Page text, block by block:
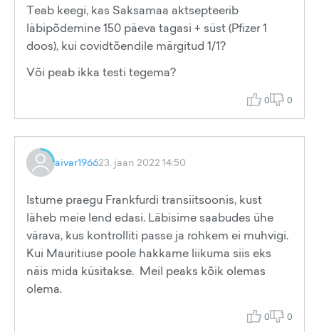
Teab keegi, kas Saksamaa aktsepteerib
läbipõdemine 150 päeva tagasi + süst (Pfizer 1
doos), kui covidtõendile märgitud 1/1?
Või peab ikka testi tegema?
0 0
aivar196623. jaan 2022 14:50
Istume praegu Frankfurdi transiitsoonis, kust
läheb meie lend edasi. Läbisime saabudes ühe
värava, kus kontrolliti passe ja rohkem ei muhvigi.
Kui Mauritiuse poole hakkame liikuma siis eks
näis mida küsitakse. Meil peaks kõik olemas
olema.
0 0